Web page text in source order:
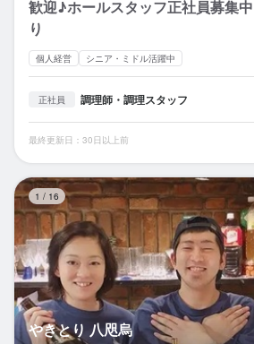
歓迎♪ホールスタッフ正社員募集
り
個人経営 シニア・ミドル活躍中
正社員 調理師・調理スタッフ
最終更新日：30日以上前
1 / 16
やきとり 八咫烏